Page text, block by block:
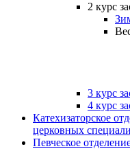
2 курс
3 курс
4 курс
Катехизаторское
церковных
Певческое